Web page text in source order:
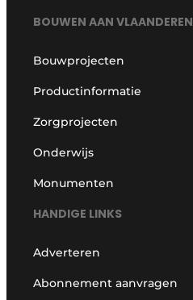
BOUWEN AAN VLAANDEREN
Bouwprojecten
Productinformatie
Zorgprojecten
Onderwijs
Monumenten
HANDIGE LINKS
Adverteren
Abonnement aanvragen